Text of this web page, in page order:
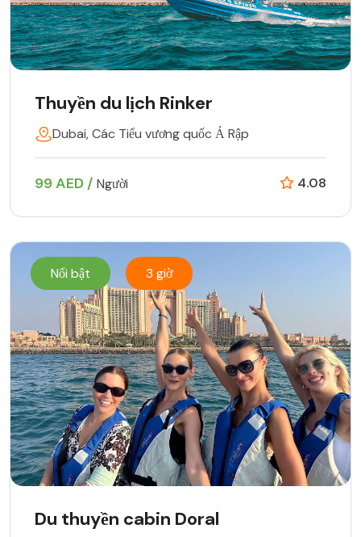
Thuyền du lịch Rinker
Dubai, Các Tiểu vương quốc Ả Rập
99 AED / Người 4.08
Nổi bật 3 giờ
Du thuyền cabin Doral